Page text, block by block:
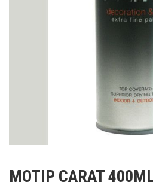
het
MOTIP CARAT